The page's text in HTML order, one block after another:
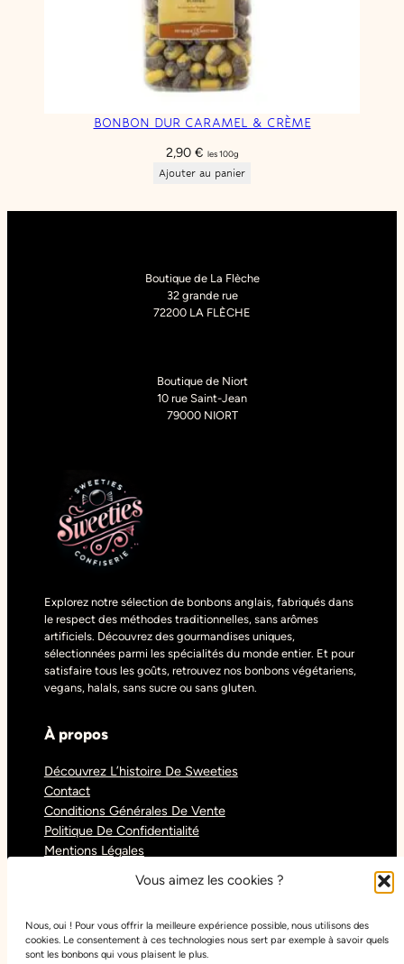
Vous aimez les cookies ?
Nous, oui ! Pour vous offrir la meilleure expérience possible, nous utilisons des
cookies. Le consentement à ces technologies nous sert par exemple à savoir quels
sont les bonbons qui vous plaisent le plus.
BONBON DUR CARAMEL & CRÈME
2,90 € les 100g
Ajouter au panier
Boutique de La Flèche
32 grande rue
72200 LA FLÈCHE
Boutique de Niort
10 rue Saint-Jean
79000 NIORT
Explorez notre sélection de bonbons anglais, fabriqués dans
le respect des méthodes traditionnelles, sans arômes
artificiels. Découvrez des gourmandises uniques,
sélectionnées parmi les spécialités du monde entier. Et pour
satisfaire tous les goûts, retrouvez nos bonbons végétariens,
vegans, halals, sans sucre ou sans gluten.
À propos
Découvrez L’histoire De Sweeties
Contact
Conditions Générales De Vente
Politique De Confidentialité
Mentions Légales
Réseaux sociaux